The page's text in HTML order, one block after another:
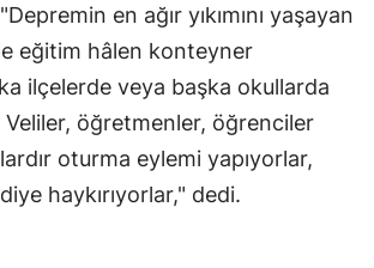
en ağır yıkımını yaşayan
eğitim hâlen konteyner
ilçelerde veya başka okullarda
öğretmenler, öğrenciler
oturma eylemi yapıyorlar,
haykırıyorlar," dedi.